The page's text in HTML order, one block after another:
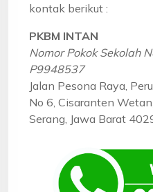
kontak berikut :
PKBM INTAN
Nomor Pokok Sekolah
P9948537
Jalan Pesona Raya,
No 6, Cisaranten
Serang, Jawa Barat